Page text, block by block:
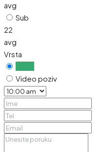
avg
Sub
22
avg
Vrsta
Video poziv